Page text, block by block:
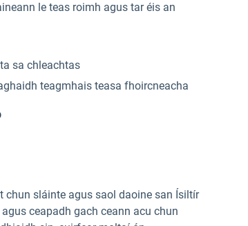
le teas roimh agus tar éis an
sa chleachtas
teagmhais teasa fhoircneacha
chun sláinte agus saol daoine san Ísiltír
ceapadh gach ceann acu chun